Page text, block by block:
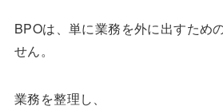
BPOは、単に業務を外に出すため
せん。
業務を整理し、